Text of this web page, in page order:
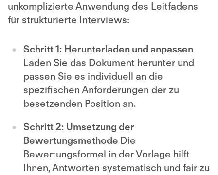
unkomplizierte Anwendung des Leitfadens
für strukturierte Interviews:
Schritt 1: Herunterladen und anpassen
Laden Sie das Dokument herunter und
passen Sie es individuell an die
spezifischen Anforderungen der zu
besetzenden Position an.
Schritt 2: Umsetzung der
Bewertungsmethode Die
Bewertungsformel in der Vorlage hilft
Ihnen, Antworten systematisch und fair zu